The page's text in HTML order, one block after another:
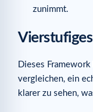
zunimmt.
Dieses
vergleichen, ein
klarer zu sehen,